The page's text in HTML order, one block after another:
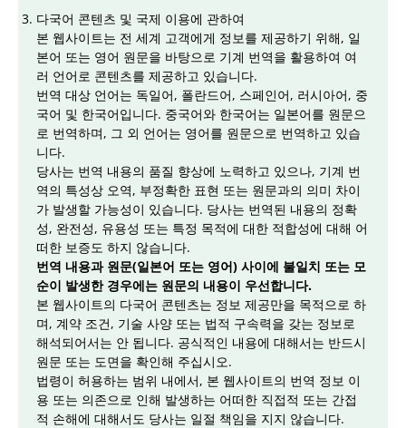
다국어 콘텐츠 및 국제 이용에 관하여
본 웹사이트는 전 세계 고객에게 정보를 제공하기 위해, 일
본어 또는 영어 원문을 바탕으로 기계 번역을 활용하여 여
러 언어로 콘텐츠를 제공하고 있습니다.
번역 대상 언어는 독일어, 폴란드어, 스페인어, 러시아어, 중
국어 및 한국어입니다. 중국어와 한국어는 일본어를 원문으
로 번역하며, 그 외 언어는 영어를 원문으로 번역하고 있습
니다.
당사는 번역 내용의 품질 향상에 노력하고 있으나, 기계 번
역의 특성상 오역, 부정확한 표현 또는 원문과의 의미 차이
가 발생할 가능성이 있습니다. 당사는 번역된 내용의 정확
성, 완전성, 유용성 또는 특정 목적에 대한 적합성에 대해 어
떠한 보증도 하지 않습니다.
번역 내용과 원문(일본어 또는 영어) 사이에 불일치 또는 모
순이 발생한 경우에는 원문의 내용이 우선합니다.
본 웹사이트의 다국어 콘텐츠는 정보 제공만을 목적으로 하
며, 계약 조건, 기술 사양 또는 법적 구속력을 갖는 정보로
해석되어서는 안 됩니다. 공식적인 내용에 대해서는 반드시
원문 또는 도면을 확인해 주십시오.
법령이 허용하는 범위 내에서, 본 웹사이트의 번역 정보 이
용 또는 의존으로 인해 발생하는 어떠한 직접적 또는 간접
적 손해에 대해서도 당사는 일절 책임을 지지 않습니다.